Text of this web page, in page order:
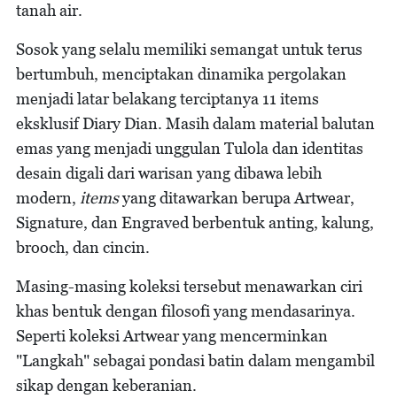
tanah air.
Sosok yang selalu memiliki semangat untuk terus
bertumbuh, menciptakan dinamika pergolakan
menjadi latar belakang terciptanya 11 items
eksklusif Diary Dian. Masih dalam material balutan
emas yang menjadi unggulan Tulola dan identitas
desain digali dari warisan yang dibawa lebih
modern, itemsyang ditawarkan berupa Artwear,
Signature, dan Engraved berbentuk anting, kalung,
brooch, dan cincin.
Masing-masing koleksi tersebut menawarkan ciri
khas bentuk dengan filosofi yang mendasarinya.
Seperti koleksi Artwear yang mencerminkan
"Langkah" sebagai pondasi batin dalam mengambil
sikap dengan keberanian.